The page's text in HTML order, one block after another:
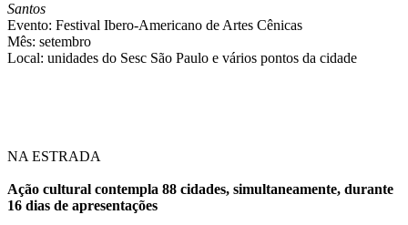
Santos
Evento: Festival Ibero-Americano de Artes Cênicas
Mês: setembro
Local: unidades do Sesc São Paulo e vários pontos da cidade
NA ESTRADA
Ação cultural contempla 88 cidades, simultaneamente, durante
16 dias de apresentações